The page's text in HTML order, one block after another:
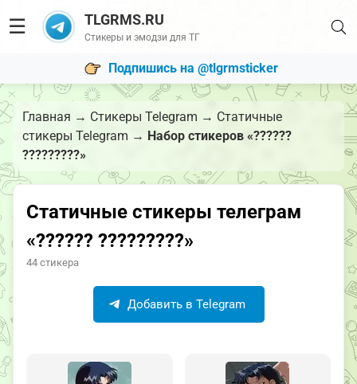
☰ TLGRMS.RU
Стикеры и эмодзи для ТГ
Подпишись на @tlgrmsticker
Главная → Стикеры Telegram → Статичные
стикеры Telegram → Набор стикеров «??????
?????????»
Статичные стикеры телеграм
«?????? ?????????»
44 стикера
Добавить в Telegram